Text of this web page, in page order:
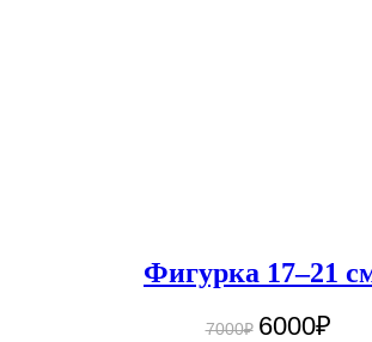
Фигурка 17–21
7000₽ 6000₽